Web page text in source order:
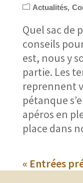
Actualités
Quel sac de
conseils
est, nous y
partie. Les
reprennent
pétanque
apéros en
place dans
« Entrées